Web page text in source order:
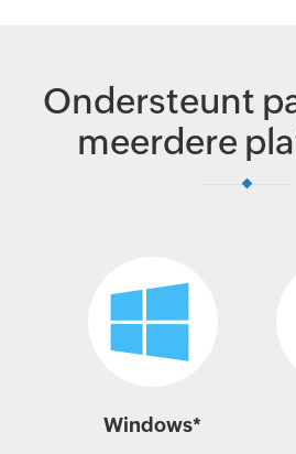
Ondersteunt
meerdere
Windows*